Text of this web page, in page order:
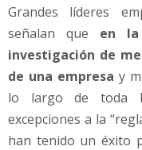
o
n
a
l
y
G
Grandes líderes
señalan que en la
investigación de
de una empresa y
lo largo de toda
excepciones a la
han tenido un éxito